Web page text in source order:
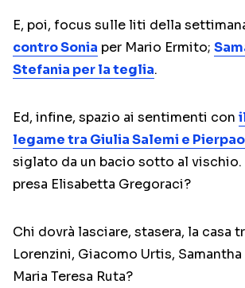
E, poi, focus sulle liti della
contro Sonia per Mario Ermito;
Stefania per la teglia.
Ed, infine, spazio ai sentimenti con
legame tra Giulia Salemi e
siglato da un bacio sotto al vischio.
presa Elisabetta Gregoraci?
Chi dovrà lasciare, stasera, la casa
Lorenzini, Giacomo Urtis,
Maria Teresa Ruta?